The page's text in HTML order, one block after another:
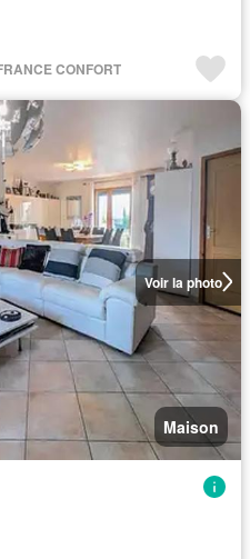
CONFORT
Voir la photo
Maison